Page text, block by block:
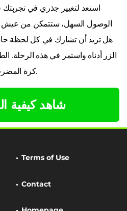
استعد لتغيير جذري في
الوصول السهل، ستتمكن من
هل تريد أن تشارك في كل لحظة
الزر أدناه واستمر في هذه الرحلة.
كرة المضرب على بعد خطوة واحدة فقط.
شاهد كيفية
Terms of Use
Contact